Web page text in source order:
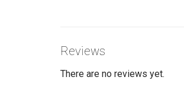
Reviews
There are no reviews yet.